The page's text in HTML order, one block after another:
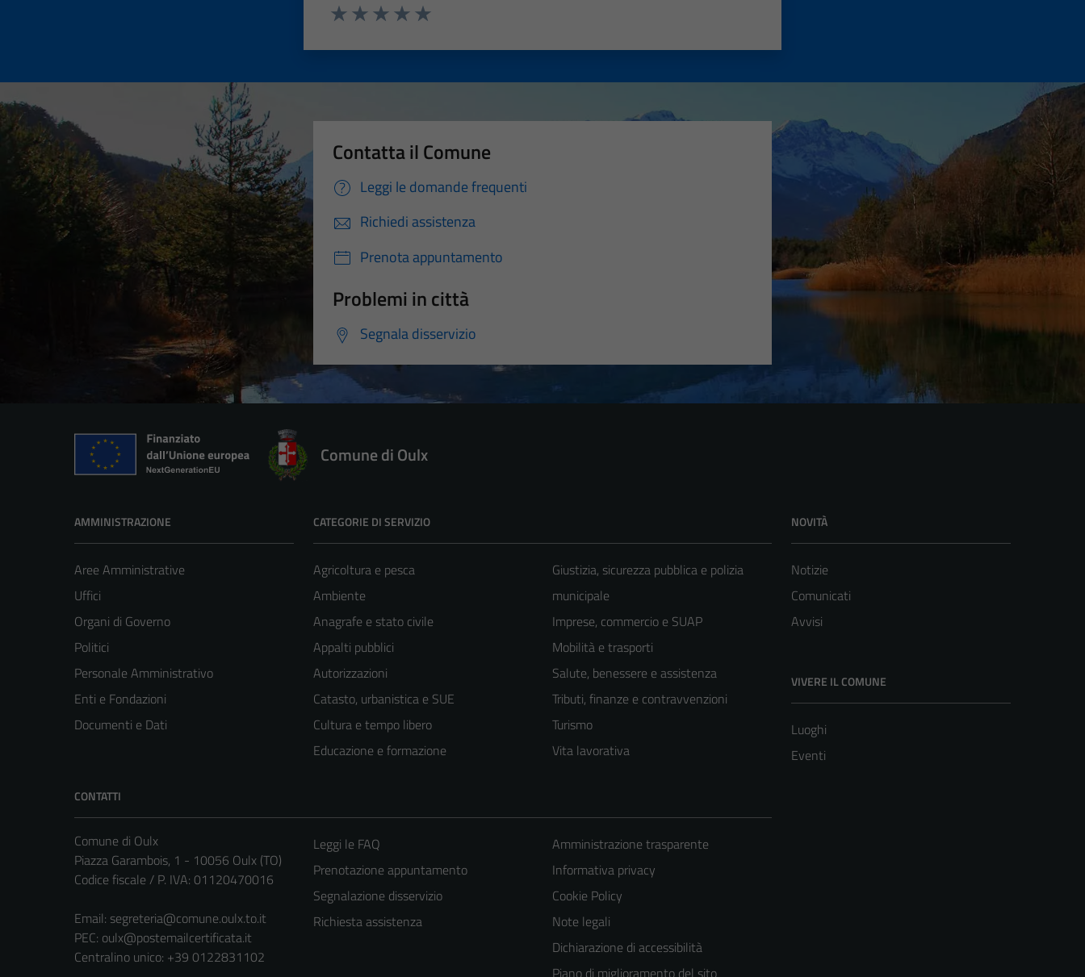
Contatta il Comune
Leggi le domande frequenti
Richiedi assistenza
Prenota appuntamento
Problemi in città
Segnala disservizio
Comune di Oulx
AMMINISTRAZIONE
Aree Amministrative
Uffici
Organi di Governo
Politici
Personale Amministrativo
Enti e Fondazioni
Documenti e Dati
CATEGORIE DI SERVIZIO
Agricoltura e pesca
Ambiente
Anagrafe e stato civile
Appalti pubblici
Autorizzazioni
Catasto, urbanistica e SUE
Cultura e tempo libero
Educazione e formazione
Giustizia, sicurezza pubblica e polizia
municipale
Imprese, commercio e SUAP
Mobilità e trasporti
Salute, benessere e assistenza
Tributi, finanze e contravvenzioni
Turismo
Vita lavorativa
NOVITÀ
Notizie
Comunicati
Avvisi
VIVERE IL COMUNE
Luoghi
Eventi
CONTATTI
Comune di Oulx
Piazza Garambois, 1 - 10056 Oulx (TO)
Codice fiscale / P. IVA: 01120470016
Email: segreteria@comune.oulx.to.it
PEC: oulx@postemailcertificata.it
Centralino unico: +39 0122831102
Leggi le FAQ
Prenotazione appuntamento
Segnalazione disservizio
Richiesta assistenza
Amministrazione trasparente
Informativa privacy
Cookie Policy
Note legali
Dichiarazione di accessibilità